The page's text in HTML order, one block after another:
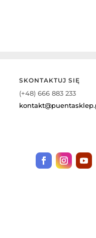
SKONTAKTUJ SIĘ
(+48) 666 883 233